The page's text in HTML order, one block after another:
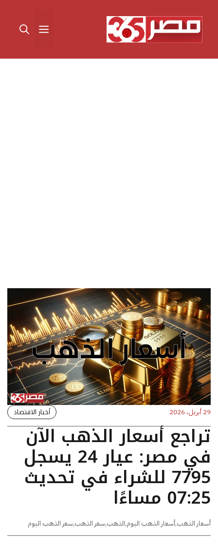
المحتوى القائمة
29 أبريل، 2026 أخبار الاقتصاد
تراجع أسعار الذهب الآن
في مصر: عيار 24 يسجل
7795 للشراء في تحديث
07:25 مساءًا
أسعار الذهب,أسعار الذهب اليوم,الذهب,سعر الذهب,سعر الذهب اليوم